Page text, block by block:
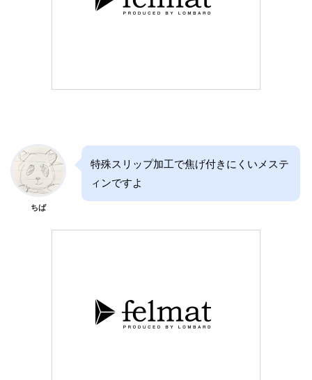
ちば
特殊スリップ加工で焦げ付きにくいメステ
ィンですよ